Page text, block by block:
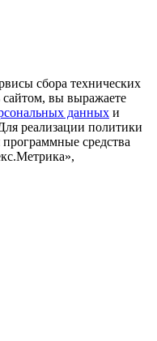
сбора технических
сайтом, вы выражаете
данных и
реализации политики
средства